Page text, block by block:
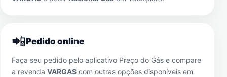
📲Pedido online
Faça seu pedido pelo aplicativo Preço do Gás e compare
a revenda VARGAS com outras opções disponíveis em